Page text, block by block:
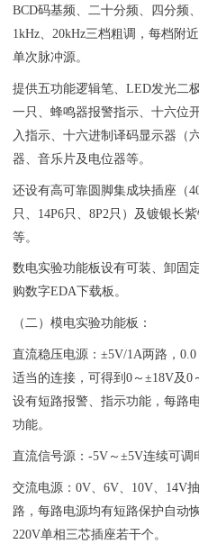
BCD码基频、二十分频、四分频
1kHz、20kHz三档粗调，每档附
单次脉冲源。
提供五功能逻辑笔、LED发光二
一只、蜂鸣器报警指示、十六位
入指示、十六进制译码显示器（
器、音乐片及电位器等。
还设有高可靠圆脚集成块插座（
只、14P6只、8P2只）及镀银长
等。
数电实验功能板设有可装、卸固
购数字EDA下载板。
（二）模电实验功能板：
直流稳压电源：±5V/1A两路，
适当的连接，可得到0～±18V及
设有短路报警、指示功能，每路
功能。
直流信号源：-5V～±5V连续可调
交流电源：0V、6V、10V、14V
路，每路电源均有短路保护自动
220V单相三芯插座若干个。